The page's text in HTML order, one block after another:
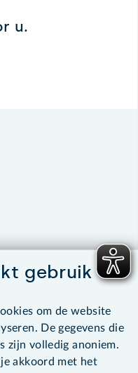
u.
gebruik
om de website
De gegevens die
zijn volledig anoniem.
akkoord met het